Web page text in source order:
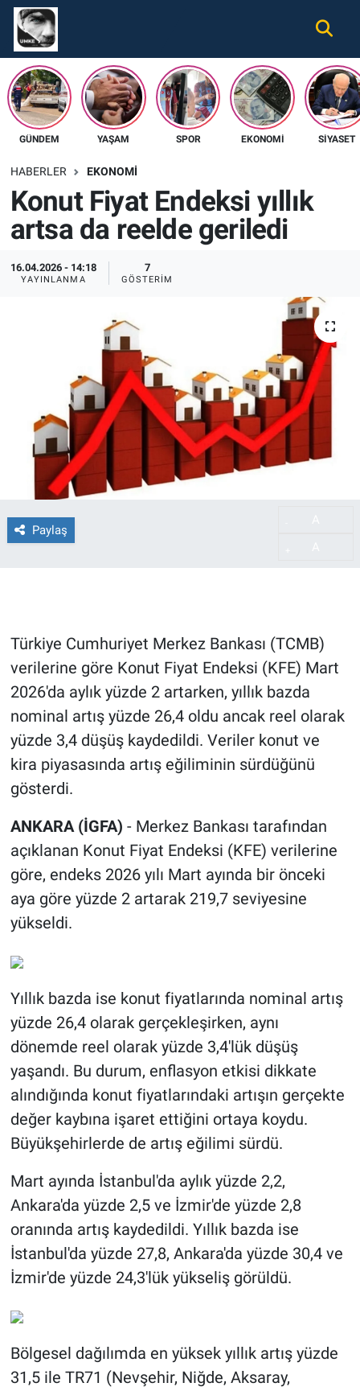
GÜNDEM YAŞAM SPOR EKONOMI SIYASET
HABERLER EKONOMI
Konut Fiyat Endeksi yıllık
artsa da reelde geriledi
16.04.2026 - 14:18
YAYINLANMA
7
GÖSTERIM
Paylaş
Türkiye Cumhuriyet Merkez Bankası (TCMB)
verilerine göre Konut Fiyat Endeksi (KFE) Mart
2026'da aylık yüzde 2 artarken, yıllık bazda
nominal artış yüzde 26,4 oldu ancak reel olarak
yüzde 3,4 düşüş kaydedildi. Veriler konut ve
kira piyasasında artış eğiliminin sürdüğünü
gösterdi.
ANKARA (İGFA) - Merkez Bankası tarafından
açıklanan Konut Fiyat Endeksi (KFE) verilerine
göre, endeks 2026 yılı Mart ayında bir önceki
aya göre yüzde 2 artarak 219,7 seviyesine
yükseldi.
Yıllık bazda ise konut fiyatlarında nominal artış
yüzde 26,4 olarak gerçekleşirken, aynı
dönemde reel olarak yüzde 3,4'lük düşüş
yaşandı. Bu durum, enflasyon etkisi dikkate
alındığında konut fiyatlarındaki artışın gerçekte
değer kaybına işaret ettiğini ortaya koydu.
Büyükşehirlerde de artış eğilimi sürdü.
Mart ayında İstanbul'da aylık yüzde 2,2,
Ankara'da yüzde 2,5 ve İzmir'de yüzde 2,8
oranında artış kaydedildi. Yıllık bazda ise
İstanbul'da yüzde 27,8, Ankara'da yüzde 30,4 ve
İzmir'de yüzde 24,3'lük yükseliş görüldü.
Bölgesel dağılımda en yüksek yıllık artış yüzde
31,5 ile TR71 (Nevşehir, Niğde, Aksaray,
Gündem
Ekonomi
Spor
Tüm Haberler
İletişim
Nöbetçi Eczaneler
Hava Durumu
Namaz Vakitleri
Süper Lig Puan Durumu ve Fikstür
Tüm Manşetler
Haber Arşivi